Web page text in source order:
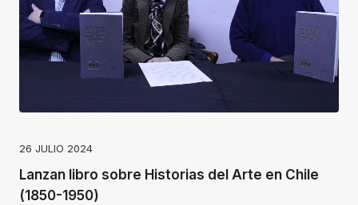
26 JULIO 2024
Lanzan libro sobre Historias del Arte en Chile
(1850-1950)